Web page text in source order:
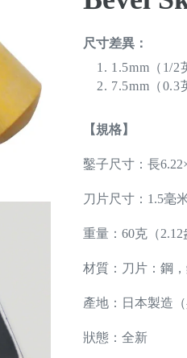
尺寸差異：
1.5mm（1/2
7.5mm（0.3
【規格】
鑿子尺寸：長
刀片尺寸：1.5毫
重量：60克（2.12
材質：刀片：鋼
產地：日本製造（
狀態：全新